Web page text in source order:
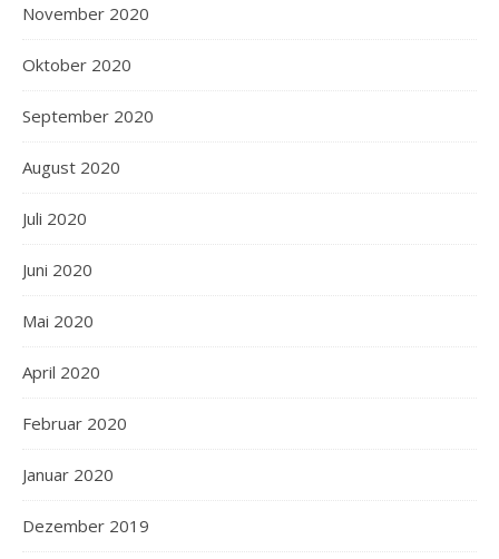
November 2020
Oktober 2020
September 2020
August 2020
Juli 2020
Juni 2020
Mai 2020
April 2020
Februar 2020
Januar 2020
Dezember 2019